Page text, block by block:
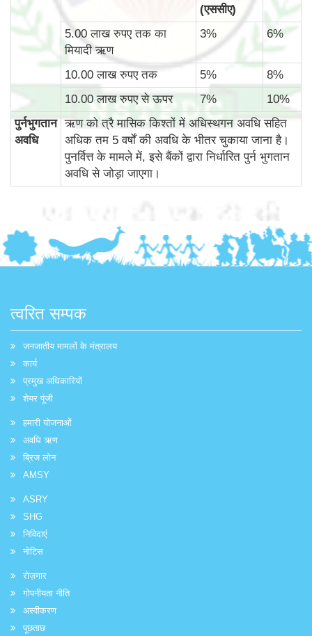
(एससीए)
5.00 लाख रुपए तक का
मियादी ऋण
3% 6%
10.00 लाख रुपए तक 5%
8%
10.00 लाख रुपए से ऊपर
7%
10%
पुर्नभुगतान
अवधि
ऋण को त्रै मासिक किश्तों में अधिस्थगन अवधि सहित
अधिक तम 5 वर्षों की अवधि के भीतर चुकाया जाना है।
पुनर्वित्त के मामले में, इसे बैंकों द्वारा निर्धारित पुर्न भुगतान
अवधि से जोड़ा जाएगा।
त्वरित सम्पक
जनजातीय मामलों के मंत्रालय
कार्य
प्रमुख अधिकारियों
शेयर पूंजी
हमारी योजनाओं
अवधि ऋण
ब्रिज लोन
AMSY
ASRY
SHG
निविदाएं
नोटिस
रोज़गार
गोपनीयता नीति
अस्वीकरण
पूछताछ